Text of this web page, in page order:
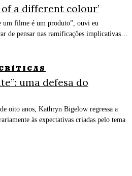
of a different colour’
um filme é um produto”, ouvi eu
de pensar nas ramificações implicativas…
uma defesa do
oito anos, Kathryn Bigelow regressa a
às expectativas criadas pelo tema